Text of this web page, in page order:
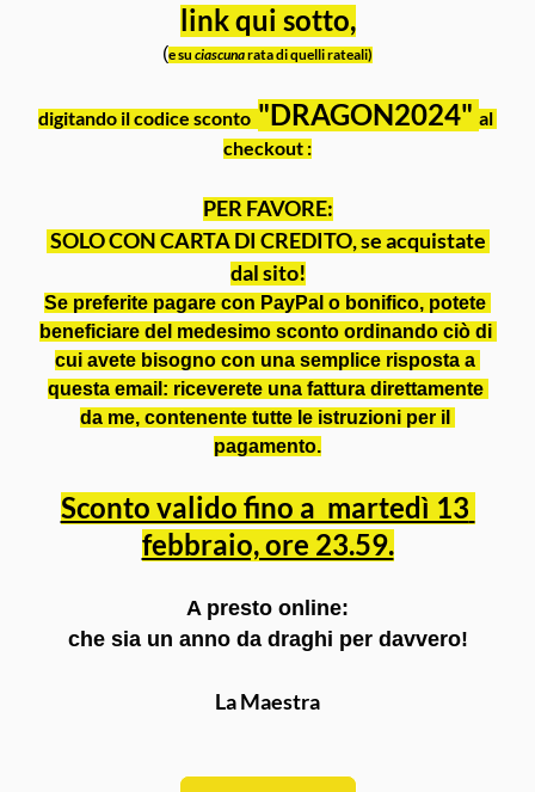
link qui sotto,
(e su ciascuna rata di quelli rateali)
digitando il codice sconto "DRAGON2024" al
checkout :
PER FAVORE:
dal sito!
Se preferite pagare con PayPal o bonifico, potete
beneficiare del medesimo sconto ordinando ciò di
cui avete bisogno con una semplice risposta a
questa email: riceverete una fattura direttamente
da me, contenente tutte le istruzioni per il
pagamento.
Sconto valido fino a  martedì 13
febbraio, ore 23.59.
A presto online:
che sia un anno da draghi per davvero!
La Maestra